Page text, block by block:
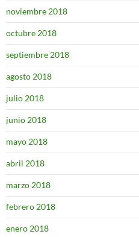
noviembre 2018
octubre 2018
septiembre 2018
agosto 2018
julio 2018
junio 2018
mayo 2018
abril 2018
marzo 2018
febrero 2018
enero 2018